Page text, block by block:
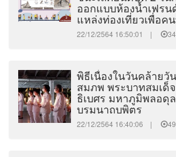
ออกแบบห้องน้ำเฟร
แหล่งท่องเที่ยวเพื่อค
22/12/2564 16:50:01 |
พิธีเนื่องในวันคล้ายวั
สมภพ พระบาทสมเด็
ธิเบศร มหาภูมิพลอดุ
บรมนาถบพิตร
22/12/2564 16:40:06 |